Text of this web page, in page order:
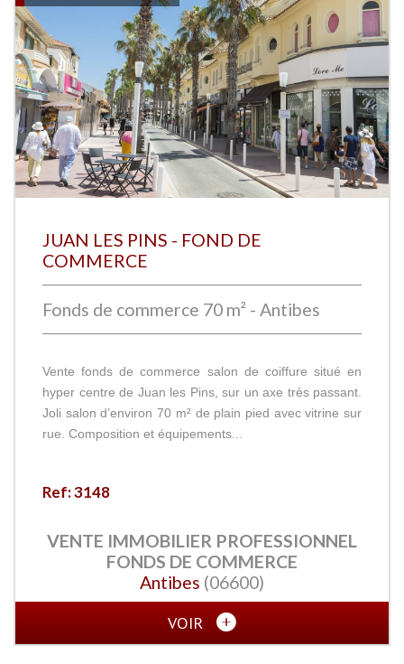
JUAN LES PINS - FOND DE
COMMERCE
Fonds de commerce 70 m² - Antibes
Vente fonds de commerce salon de coiffure situé en
hyper centre de Juan les Pins, sur un axe très passant.
Joli salon d’environ 70 m² de plain pied avec vitrine sur
rue. Composition et équipements...
Ref: 3148
VENTE IMMOBILIER PROFESSIONNEL
FONDS DE COMMERCE
Antibes (06600)
VOIR